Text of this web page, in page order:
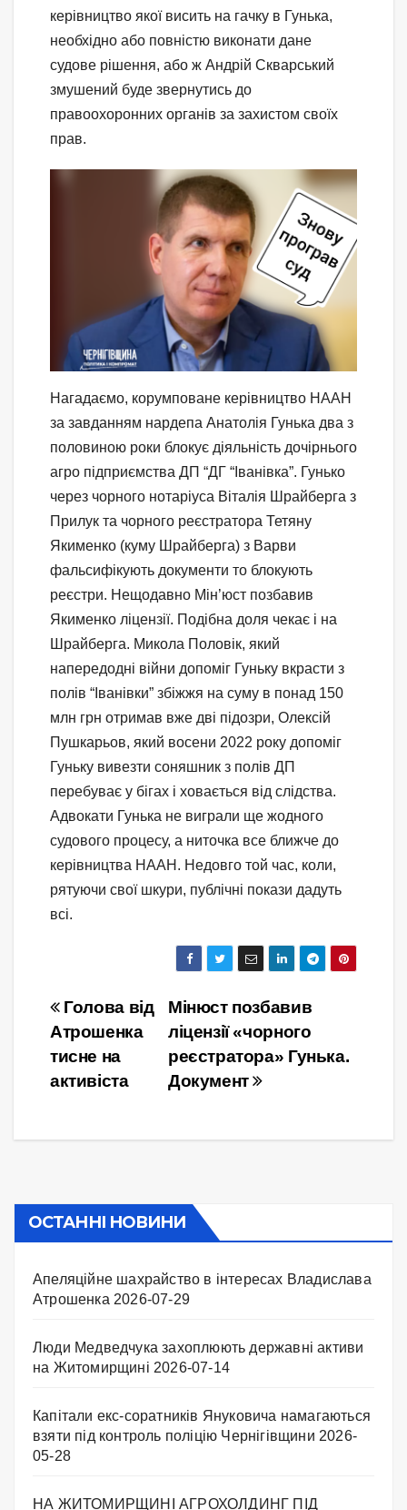
керівництво якої висить на гачку в Гунька,
необхідно або повністю виконати дане
судове рішення, або ж Андрій Скварський
змушений буде звернутись до
правоохоронних органів за захистом своїх
прав.
Нагадаємо, корумповане керівництво НААН
за завданням нардепа Анатолія Гунька два з
половиною роки блокує діяльність дочірнього
агро підприємства ДП “ДГ “Іванівка”. Гунько
через чорного нотаріуса Віталія Шрайберга з
Прилук та чорного реєстратора Тетяну
Якименко (куму Шрайберга) з Варви
фальсифікують документи то блокують
реєстри. Нещодавно Мін’юст позбавив
Якименко ліцензії. Подібна доля чекає і на
Шрайберга. Микола Половік, який
напередодні війни допоміг Гуньку вкрасти з
полів “Іванівки” збіжжя на суму в понад 150
млн грн отримав вже дві підозри, Олексій
Пушкарьов, який восени 2022 року допоміг
Гуньку вивезти соняшник з полів ДП
перебуває у бігах і ховається від слідства.
Адвокати Гунька не виграли ще жодного
судового процесу, а ниточка все ближче до
керівництва НААН. Недовго той час, коли,
рятуючи свої шкури, публічні покази дадуть
всі.
Навігація
записів
Мінюст позбавив
ліцензії «чорного
реєстратора» Гунька.
Документ
Голова від
Атрошенка
тисне на
активіста
ОСТАННІ НОВИНИ
Апеляційне шахрайство в інтересах Владислава
Атрошенка 2026-07-29
Люди Медведчука захоплюють державні активи
на Житомирщині 2026-07-14
Капітали екс-соратників Януковича намагаються
взяти під контроль поліцію Чернігівщини 2026-
05-28
НА ЖИТОМИРЩИНІ АГРОХОЛДИНГ ПІД